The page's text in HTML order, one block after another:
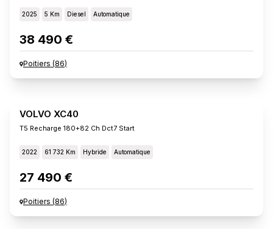
2025 5 Km Diesel Automatique
38 490 €
Poitiers (86)
VOLVO XC40
T5 Recharge 180+82 Ch Dct7 Start
2022 61 732 Km Hybride Automatique
27 490 €
Poitiers (86)